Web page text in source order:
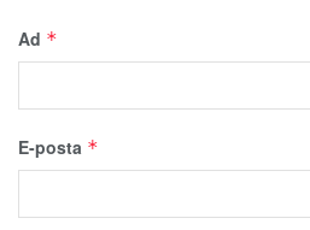
Ad *
E-posta *